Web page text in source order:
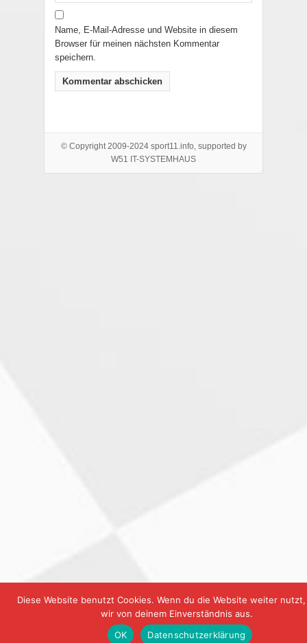
Name, E-Mail-Adresse und Website in diesem
Browser für meinen nächsten Kommentar
speichern.
© Copyright 2009-2024 sport11.info, supported by
W51 IT-SYSTEMHAUS
Diese Website benutzt Cookies. Wenn du die Website weiter
wir von deinem Einverständnis aus.
OK
Datenschutzerklärung